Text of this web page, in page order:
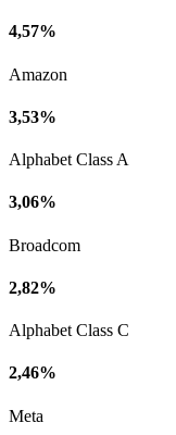
4,57%
Amazon
3,53%
Alphabet Class A
3,06%
Broadcom
2,82%
Alphabet Class C
2,46%
Meta